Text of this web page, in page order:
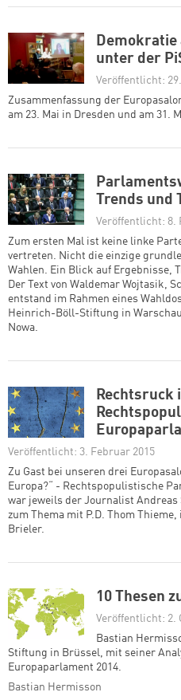
Demokratie
unter der
Veröffentlicht:
Zusammenfassung der
am 23. Mai in Dresden und am 31.
Trends und
Veröffentlicht: 8.
Zum ersten Mal ist keine linke
vertreten. Nicht die einzige
Wahlen. Ein Blick auf Ergebnisse,
Der Text von Waldemar Wojtasik,
entstand im Rahmen eines
Heinrich-Böll-Stiftung in
Nowa.
Rechtsruck
Veröffentlicht: 3. Februar 2015
Zu Gast bei unseren drei
Europa?“ - Rechtspopulistische
war jeweils der Journalist
zum Thema mit P.D. Thom
Brieler.
10 Thesen
Veröffentlicht: 2.
Bastian
Stiftung in Brüssel, mit seiner
Europaparlament 2014.
Bastian Hermisson
Zum